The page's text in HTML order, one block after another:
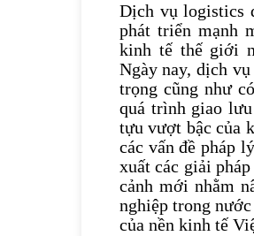
Dịch vụ logistics
phát triển mạnh
kinh tế thế giới
Ngày nay, dịch
trọng cũng như
quá trình giao
tựu vượt bậc của
các vấn đề pháp
xuất các giải
cảnh mới nhằm
nghiệp trong
của nền kinh tế